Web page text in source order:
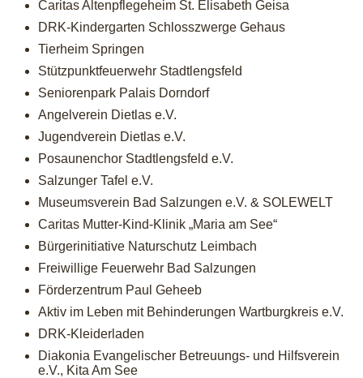
Caritas Altenpflegeheim St. Elisabeth Geisa
DRK-Kindergarten Schlosszwerge Gehaus
Tierheim Springen
Stützpunktfeuerwehr Stadtlengsfeld
Seniorenpark Palais Dorndorf
Angelverein Dietlas e.V.
Jugendverein Dietlas e.V.
Posaunenchor Stadtlengsfeld e.V.
Salzunger Tafel e.V.
Museumsverein Bad Salzungen e.V. & SOLEWELT
Caritas Mutter-Kind-Klinik „Maria am See“
Bürgerinitiative Naturschutz Leimbach
Freiwillige Feuerwehr Bad Salzungen
Förderzentrum Paul Geheeb
Aktiv im Leben mit Behinderungen Wartburgkreis e.V.
DRK-Kleiderladen
Diakonia Evangelischer Betreuungs- und Hilfsverein
e.V., Kita Am See